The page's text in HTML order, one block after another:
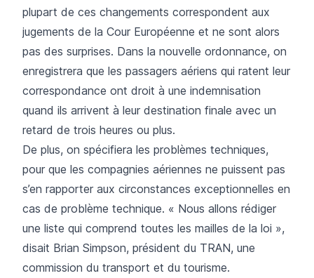
plupart de ces changements correspondent aux
jugements de la Cour Européenne et ne sont alors
pas des surprises. Dans la nouvelle ordonnance, on
enregistrera que les passagers aériens qui ratent leur
correspondance ont droit à une indemnisation
quand ils arrivent à leur destination finale avec un
retard de trois heures ou plus.
De plus, on spécifiera les problèmes techniques,
pour que les compagnies aériennes ne puissent pas
s’en rapporter aux circonstances exceptionnelles en
cas de problème technique. « Nous allons rédiger
une liste qui comprend toutes les mailles de la loi »,
disait Brian Simpson, président du TRAN, une
commission du transport et du tourisme.